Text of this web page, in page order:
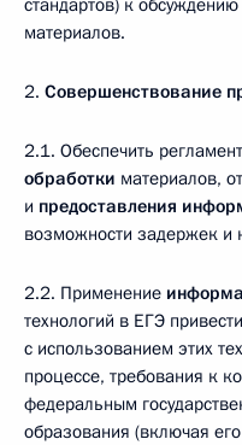
материалов.
2. Совершенствование
2.1. Обеспечить
обработки материалов,
и предоставления
возможности задержек и
2.2. Применение
технологий в ЕГЭ
с использованием этих
процессе, требования к
федеральным
образования (включая